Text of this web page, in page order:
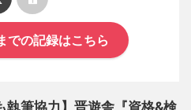
での記録はこちら